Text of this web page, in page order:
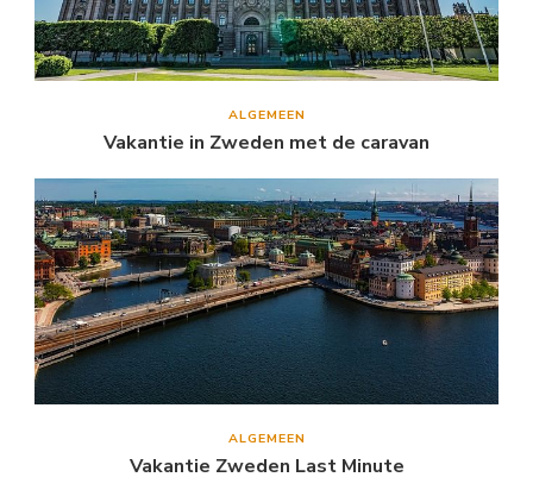
ALGEMEEN
Vakantie in Zweden met de caravan
ALGEMEEN
Vakantie Zweden Last Minute